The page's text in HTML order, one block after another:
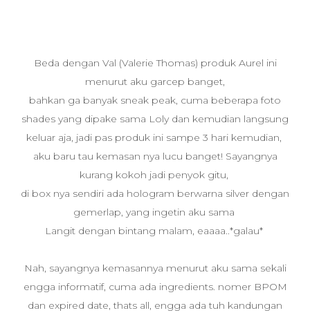
Beda dengan Val (Valerie Thomas) produk Aurel ini
menurut aku garcep banget,
bahkan ga banyak sneak peak, cuma beberapa foto
shades yang dipake sama Loly dan kemudian langsung
keluar aja, jadi pas produk ini sampe 3 hari kemudian,
aku baru tau kemasan nya lucu banget! Sayangnya
kurang kokoh jadi penyok gitu,
di box nya sendiri ada hologram berwarna silver dengan
gemerlap, yang ingetin aku sama
Langit dengan bintang malam, eaaaa..*galau*
Nah, sayangnya kemasannya menurut aku sama sekali
engga informatif, cuma ada ingredients. nomer BPOM
dan expired date, thats all, engga ada tuh kandungan